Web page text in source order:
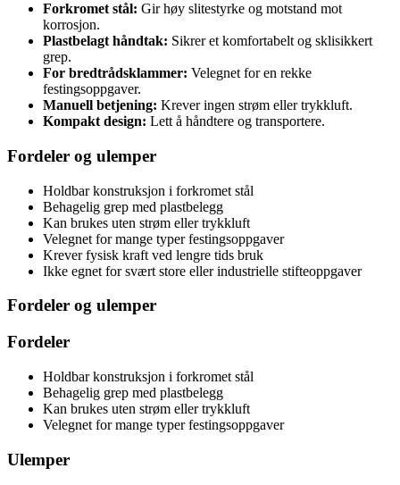
Forkromet stål: Gir høy slitestyrke og motstand mot
korrosjon.
Plastbelagt håndtak: Sikrer et komfortabelt og sklisikkert
grep.
For bredtrådsklammer: Velegnet for en rekke
festingsoppgaver.
Manuell betjening: Krever ingen strøm eller trykkluft.
Kompakt design: Lett å håndtere og transportere.
Fordeler og ulemper
Holdbar konstruksjon i forkromet stål
Behagelig grep med plastbelegg
Kan brukes uten strøm eller trykkluft
Velegnet for mange typer festingsoppgaver
Krever fysisk kraft ved lengre tids bruk
Ikke egnet for svært store eller industrielle stifteoppgaver
Fordeler og ulemper
Fordeler
Holdbar konstruksjon i forkromet stål
Behagelig grep med plastbelegg
Kan brukes uten strøm eller trykkluft
Velegnet for mange typer festingsoppgaver
Ulemper